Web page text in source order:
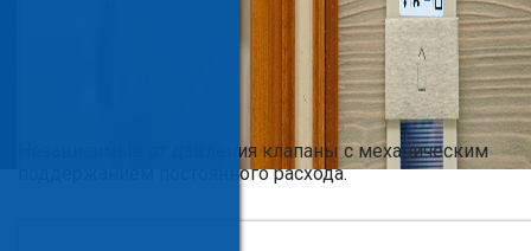
Независимые от давления клапаны с механическим
поддержанием постоянного расхода.